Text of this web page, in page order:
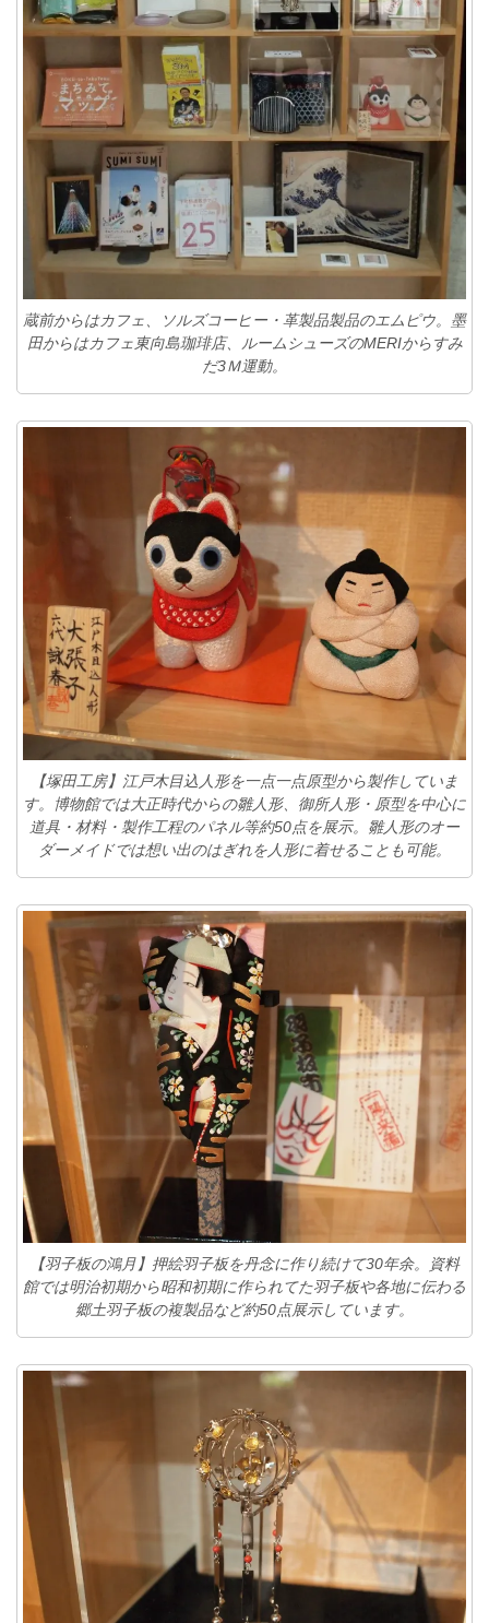
蔵前からはカフェ、ソルズコーヒー・革製品製品のエムピウ。墨
田からはカフェ東向島珈琲店、ルームシューズのMERIからすみ
だ3Ｍ運動。
【塚田工房】江戸木目込人形を一点一点原型から製作していま
す。博物館では大正時代からの雛人形、御所人形・原型を中心に
道具・材料・製作工程のパネル等約50点を展示。雛人形のオー
ダーメイドでは想い出のはぎれを人形に着せることも可能。
【羽子板の鴻月】押絵羽子板を丹念に作り続けて30年余。資料
館では明治初期から昭和初期に作られてた羽子板や各地に伝わる
郷土羽子板の複製品など約50点展示しています。